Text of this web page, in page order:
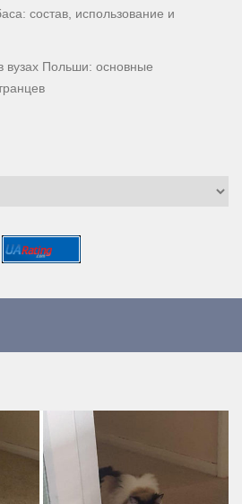
состав, использование и
вузах Польши: основные